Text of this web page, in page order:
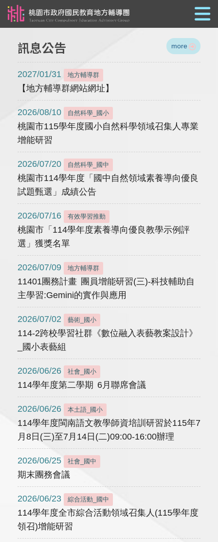
訊息公告 more
2027/01/31 地方輔導群
【地方輔導群網站網址】
2026/08/10 自然科學_國小
桃園市115學年度國小自然科學領域召集人專業
增能研習
2026/07/20 自然科學_國中
桃園市114學年度「國中自然領域素養導向優良
試題甄選」成績公告
2026/07/16 有效學習推動
桃園市「114學年度素養導向優良教學示例評
選」獲獎名單
2026/07/09 地方輔導群
11401團務計畫 團員增能研習(三)-科技輔助自
主學習:Gemini的實作與應用
2026/07/02 藝術_國小
114-2跨校學習社群《數位融入表藝教案設計》
_國小表藝組
2026/06/26 社會_國小
114學年度第二學期 6月聯席會議
2026/06/26 本土語_國小
114學年度閩南語文教學師資培訓研習於115年7
月8日(三)至7月14日(二)09:00-16:00辦理
2026/06/25 社會_國中
期末團務會議
2026/06/23 綜合活動_國中
114學年度全市綜合活動領域召集人(115學年度
領召)增能研習